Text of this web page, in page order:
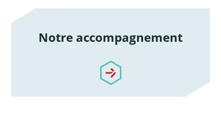
Notre accompagnement
/notre-accompagnement